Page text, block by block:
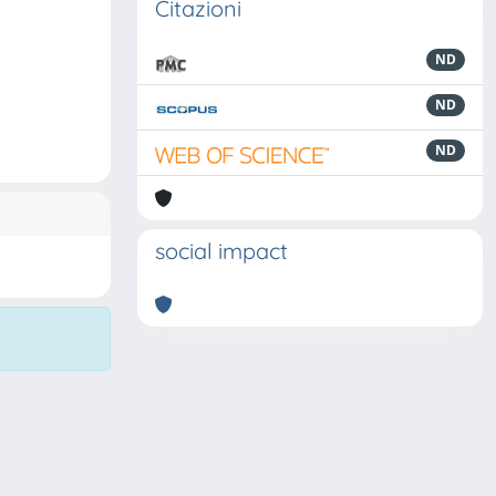
Citazioni
ND
ND
ND
social impact